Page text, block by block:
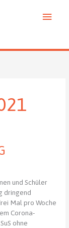
und Schüler
dringend
Mal pro Woche
Corona-
ohne